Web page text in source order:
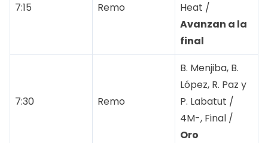
7:15 Remo
Heat /
Avanzan a la
final
7:30 Remo
B. Menjiba, B.
López, R. Paz y
P. Labatut /
4M-, Final /
Oro